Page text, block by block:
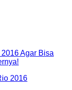
Agar Bisa
2016